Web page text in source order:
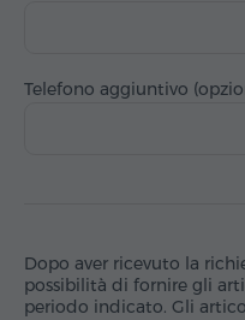
Telefono aggiuntivo
Dopo aver ricevuto la
possibilità di fornire gli
periodo indicato. Gli